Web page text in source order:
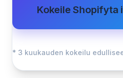
Kokeile Shopifyta
* 3 kuukauden kokeilu